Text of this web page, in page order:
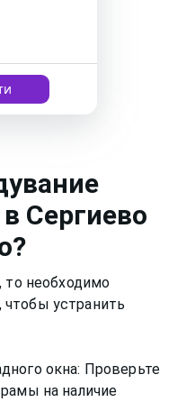
в Сергиево
то необходимо
устранить
окна: Проверьте
на наличие